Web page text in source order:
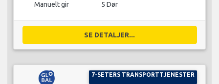
Manuelt gir 5 Dør
SE DETALJER...
7-SETERS TRANSPORTTJENESTER